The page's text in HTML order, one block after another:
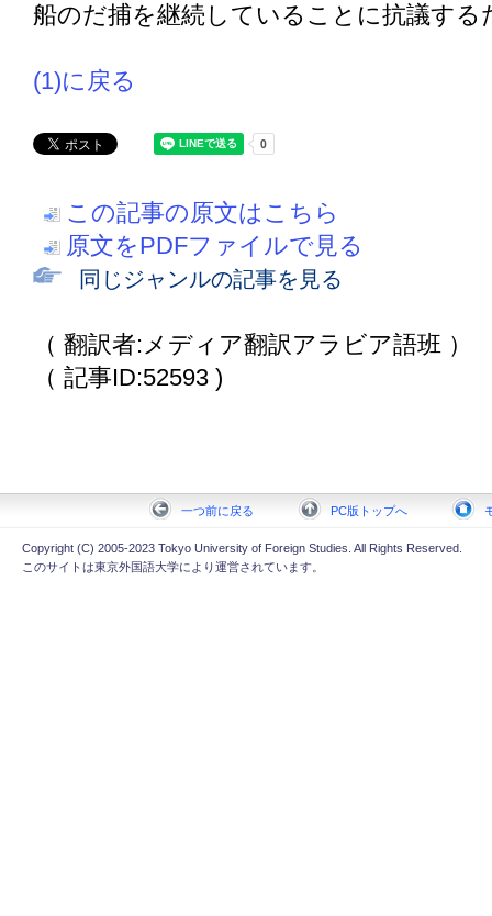
船のだ捕を継続していることに抗議す
(1)に戻る
この記事の原文はこちら
原文をPDFファイルで見る
同じジャンルの記事を見る
（ 翻訳者:メディア翻訳アラビア語班 ）
（ 記事ID:52593 )
一つ前に戻る PC版トップへ
Copyright (C) 2005-2023 Tokyo University of Foreign Studies. All Rights Reserved.
このサイトは東京外国語大学により運営されています。